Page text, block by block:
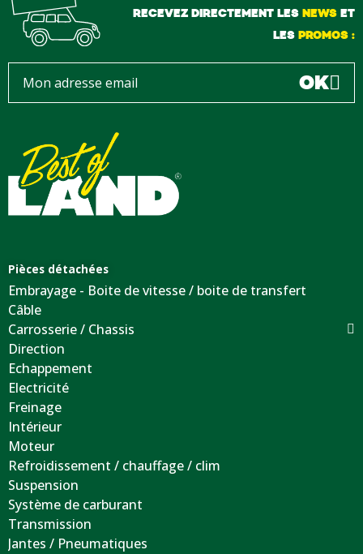
RECEVEZ DIRECTEMENT LES NEWSET
LES PROMOS :
OK
Pièces détachées
Embrayage - Boite de vitesse / boite de transfert
Câble
Carrosserie / Chassis
Direction
Echappement
Electricité
Freinage
Intérieur
Moteur
Refroidissement / chauffage / clim
Suspension
Système de carburant
Transmission
Jantes / Pneumatiques